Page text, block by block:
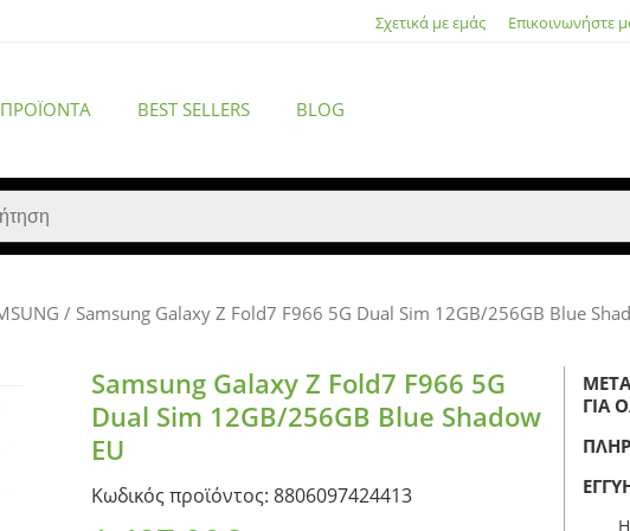
Σχετικά με εμάς Επικοινωνήστε
BEST SELLERS BLOG
ACCESSORIES
/ Samsung Galaxy Z Fold7 F966 5G Dual Sim 12GB/256GB Blue
Samsung Galaxy Z Fold7 F966 5G
Dual Sim 12GB/256GB Blue Shadow
EU
Κωδικός προϊόντος: 8806097424413
ΓΙΑ